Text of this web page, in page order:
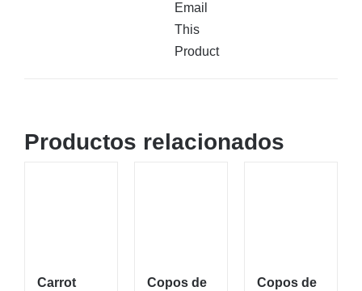
Email
This
Product
Productos relacionados
Carrot
Copos de
Copos de